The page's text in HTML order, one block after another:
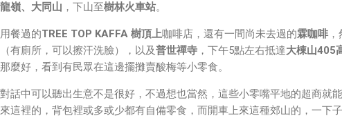
嶺、大同山 ，下山至樹林火車站。
餐過的TREE TOP KAFFA 樹頂上咖啡店，還有一間尚未去過的霖咖啡
（有廁所，可以擦汗洗臉），以及普世禪寺 ，下午5點左右抵達大棟山405
麼好，看到有民眾在這邊擺攤賣酸梅等小零食。
話中可以聽出生意不是很好，不過想也當然，這些小零嘴平地的超商就
這裡的，背包裡或多或少都有自備零食，而開車上來這種郊山的，一下